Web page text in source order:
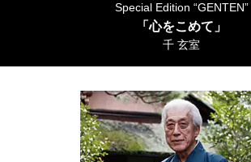
Special Edition “GENTEN”
「心をこめて」
千 玄室